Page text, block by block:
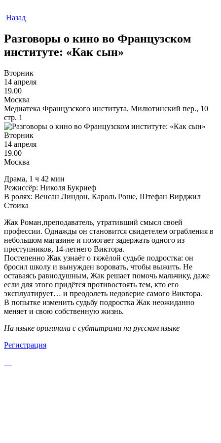
Назад
Разговоры о кино во Французском
институте: «Как сын»
Вторник
14 апреля
19.00
Москва
Медиатека Французского института, Милютинский пер., 10
стр. 1
Вторник
14 апреля
19.00
Москва
Драма, 1 ч 42 мин
Режиссёр: Николя Букриеф
В ролях: Венсан Линдон, Кароль Роше, Штефан Вирджил
Стоика
Жак Роман,преподаватель, утративший смысл своей
профессии. Однажды он становится свидетелем ограбления в
небольшом магазине и помогает задержать одного из
преступников, 14-летнего Виктора.
Постепенно Жак узнаёт о тяжёлой судьбе подростка: он
бросил школу и вынужден воровать, чтобы выжить. Не
оставаясь равнодушным, Жак решает помочь мальчику, даже
если для этого придётся противостоять тем, кто его
эксплуатирует… и преодолеть недоверие самого Виктора.
В попытке изменить судьбу подростка Жак неожиданно
меняет и свою собственную жизнь.
На языке оригинала с субтитрами на русском языке
Регистрация